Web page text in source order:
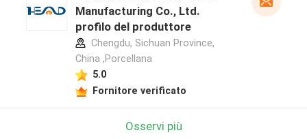
Manufacturing Co., Ltd.
profilo del produttore
Chengdu, Sichuan Province,
China ,Porcellana
5.0
Fornitore verificato
Osservi più